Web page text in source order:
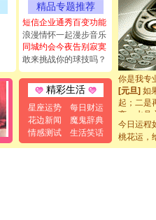
精品专题推荐
短信企业通秀百变功能
浪漫情怀一起漫步音乐
同城约会今夜告别寂寞
敢来挑战你的球技吗？
精彩生活
星座运势
每日财运
花边新闻
魔鬼辞典
情感测试
生活笑话
能正大
都要快乐
[圣诞节]
如意,快
[元旦]看
断电。爱
你是我专
[元旦]如
起；二是
离。水晶
[元旦]当
泣，这痛
今日运程
桃花运，